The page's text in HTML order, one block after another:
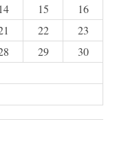
14 15
16
22
23
29
30